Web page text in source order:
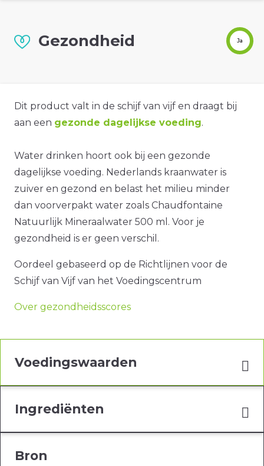
Gezondheid Ja
Dit product valt in de schijf van vijf en draagt bij
aan een gezonde dagelijkse voeding.
Water drinken hoort ook bij een gezonde
dagelijkse voeding. Nederlands kraanwater is
zuiver en gezond en belast het milieu minder
dan voorverpakt water zoals Chaudfontaine
Natuurlijk Mineraalwater 500 ml. Voor je
gezondheid is er geen verschil.
Oordeel gebaseerd op de Richtlijnen voor de
Schijf van Vijf van het Voedingscentrum
Over gezondheidsscores
Voedingswaarden
Ingrediënten
Bron